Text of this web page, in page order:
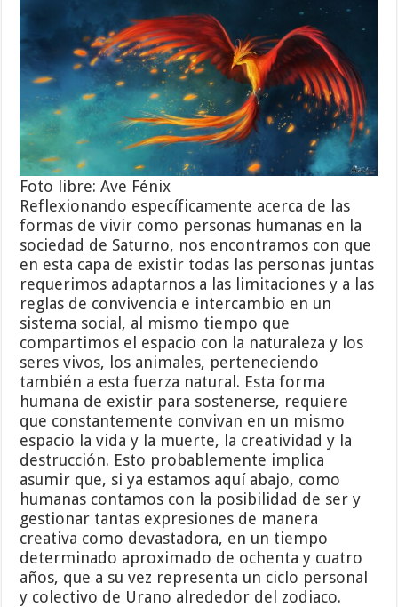
Foto libre: Ave Fénix
Reflexionando específicamente acerca de las
formas de vivir como personas humanas en la
sociedad de Saturno, nos encontramos con que
en esta capa de existir todas las personas juntas
requerimos adaptarnos a las limitaciones y a las
reglas de convivencia e intercambio en un
sistema social, al mismo tiempo que
compartimos el espacio con la naturaleza y los
seres vivos, los animales, perteneciendo
también a esta fuerza natural. Esta forma
humana de existir para sostenerse, requiere
que constantemente convivan en un mismo
espacio la vida y la muerte, la creatividad y la
destrucción. Esto probablemente implica
asumir que, si ya estamos aquí abajo, como
humanas contamos con la posibilidad de ser y
gestionar tantas expresiones de manera
creativa como devastadora, en un tiempo
determinado aproximado de ochenta y cuatro
años, que a su vez representa un ciclo personal
y colectivo de Urano alrededor del zodiaco.